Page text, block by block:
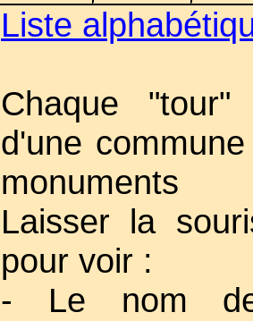
Liste
Chaque
d'une
monuments
Laisser la
pour voir :
- Le nom